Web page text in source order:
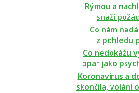
Rýmou a
snaží
Co nám
z pohledu
Co nedokážu
opar jako
Koronavirus a
skončila, volání